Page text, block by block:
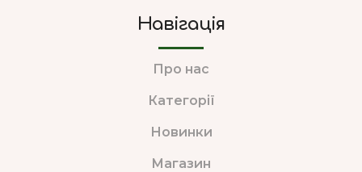
Навігація
Про нас
Категорії
Новинки
Магазин